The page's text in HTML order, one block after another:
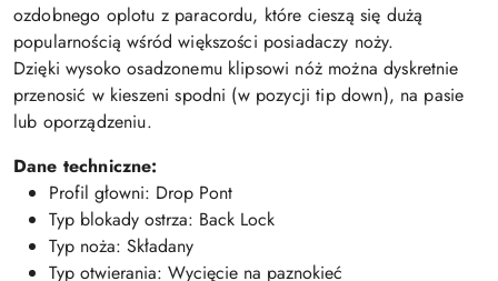
ozdobnego oplotu z paracordu, które cieszą się dużą
popularnością wśród większości posiadaczy noży.
Dzięki wysoko osadzonemu klipsowi nóż można dyskretnie
przenosić w kieszeni spodni (w pozycji tip down), na pasie
lub oporządzeniu.
Dane techniczne:
Profil głowni: Drop Pont
Typ blokady ostrza: Back Lock
Typ noża: Składany
Typ otwierania: Wycięcie na paznokieć